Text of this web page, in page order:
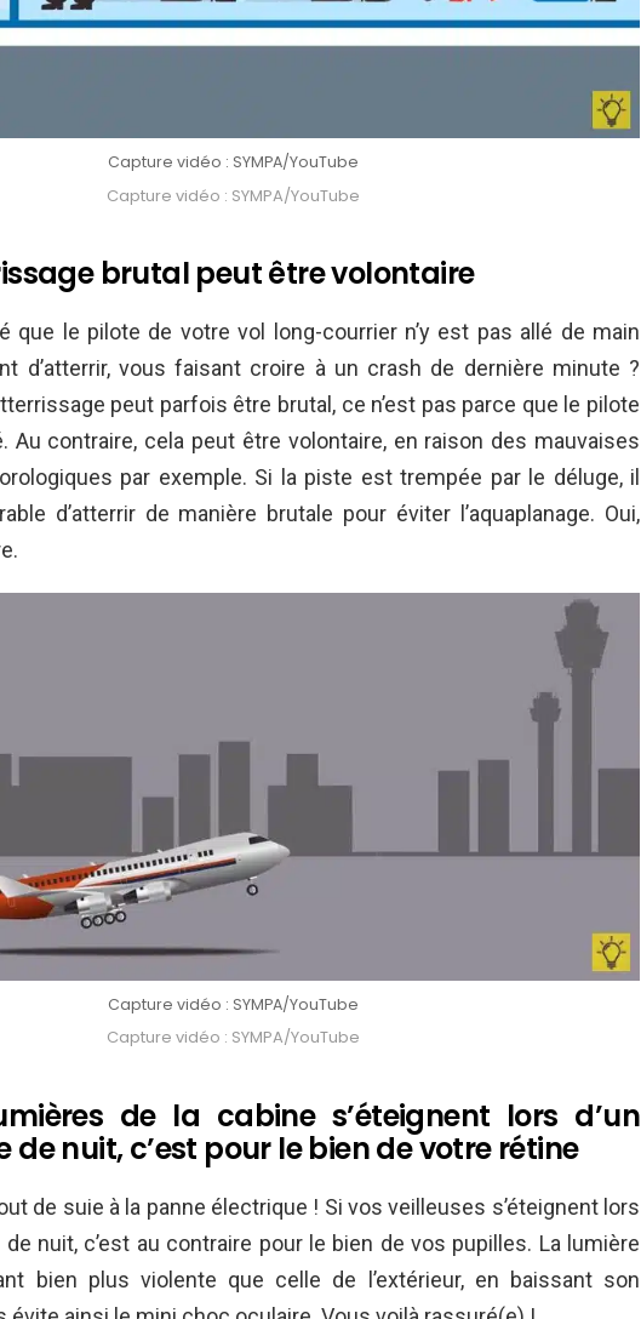
Capture vidéo : SYMPA/YouTube
Capture vidéo : SYMPA/YouTube
brutal peut être volontaire
que le pilote de votre vol long-courrier n’y est pas allé de main
d’atterrir, vous faisant croire à un crash de dernière minute ?
peut parfois être brutal, ce n’est pas parce que le pilote
Au contraire, cela peut être volontaire, en raison des mauvaises
par exemple. Si la piste est trempée par le déluge, il
d’atterrir de manière brutale pour éviter l’aquaplanage. Oui,
Capture vidéo : SYMPA/YouTube
Capture vidéo : SYMPA/YouTube
de la cabine s’éteignent lors d’un
de nuit, c’est pour le bien de votre rétine
de suie à la panne électrique ! Si vos veilleuses s’éteignent lors
de nuit, c’est au contraire pour le bien de vos pupilles. La lumière
bien plus violente que celle de l’extérieur, en baissant son